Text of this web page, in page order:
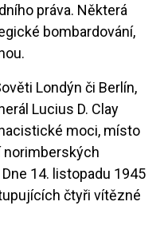
práva. Některá
bombardování,
Londýn či Berlín,
Lucius D. Clay
moci, místo
norimberských
14. listopadu 1945
čtyři vítězné